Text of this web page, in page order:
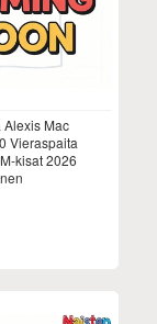
Mac
Vieraspaita
kisat 2026